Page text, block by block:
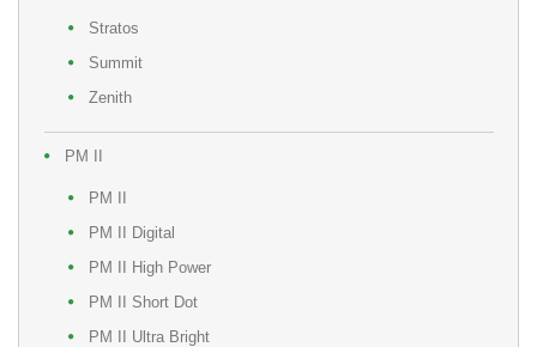
Stratos
Summit
Zenith
PM II
PM II
PM II Digital
PM II High Power
PM II Short Dot
PM II Ultra Bright